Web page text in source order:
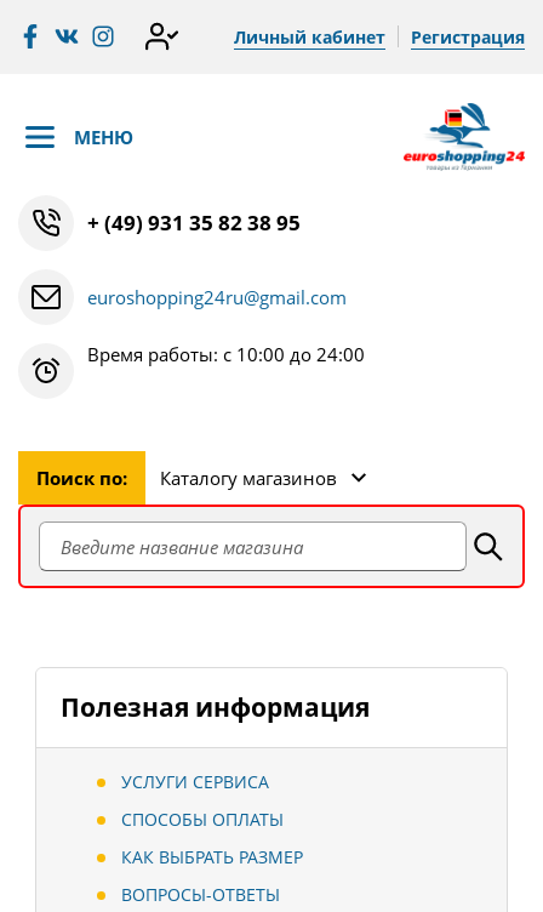
Личный кабинет Регистрация
МЕНЮ
+ (49) 931 35 82 38 95
euroshopping24ru@gmail.com
Время работы: с 10:00 до 24:00
Поиск по: Каталогу магазинов
Полезная информация
УСЛУГИ СЕРВИСА
СПОСОБЫ ОПЛАТЫ
КАК ВЫБРАТЬ РАЗМЕР
ВОПРОСЫ-ОТВЕТЫ